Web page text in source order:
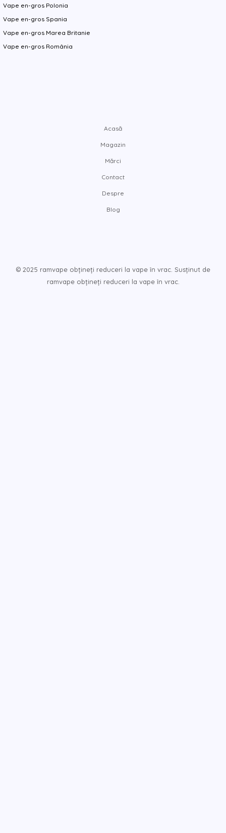
Vape en-gros Polonia
Vape en-gros Spania
Vape en-gros Marea Britanie
Vape en-gros România
Acasă
Magazin
Mărci
Contact
Despre
Blog
© 2025 ramvape obțineți reduceri la vape în vrac. Susținut de
ramvape obțineți reduceri la vape în vrac.